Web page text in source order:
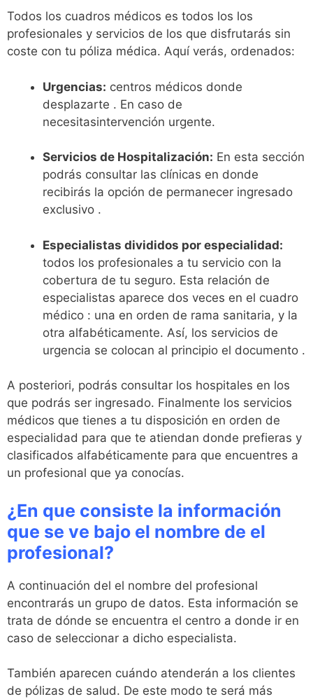
Todos los cuadros médicos es todos los los
profesionales y servicios de los que disfrutarás sin
coste con tu póliza médica. Aquí verás, ordenados:
Urgencias: centros médicos donde
desplazarte . En caso de
necesitasintervención urgente.
Servicios de Hospitalización: En esta sección
podrás consultar las clínicas en donde
recibirás la opción de permanecer ingresado
exclusivo .
Especialistas divididos por especialidad:
todos los profesionales a tu servicio con la
cobertura de tu seguro. Esta relación de
especialistas aparece dos veces en el cuadro
médico : una en orden de rama sanitaria, y la
otra alfabéticamente. Así, los servicios de
urgencia se colocan al principio el documento .
A posteriori, podrás consultar los hospitales en los
que podrás ser ingresado. Finalmente los servicios
médicos que tienes a tu disposición en orden de
especialidad para que te atiendan donde prefieras y
clasificados alfabéticamente para que encuentres a
un profesional que ya conocías.
¿En que consiste la información
que se ve bajo el nombre de el
profesional?
A continuación del el nombre del profesional
encontrarás un grupo de datos. Esta información se
trata de dónde se encuentra el centro a donde ir en
caso de seleccionar a dicho especialista.
También aparecen cuándo atenderán a los clientes
de pólizas de salud. De este modo te será más